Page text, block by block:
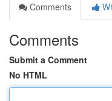
Comments
Comments
Submit a Comment
No HTML